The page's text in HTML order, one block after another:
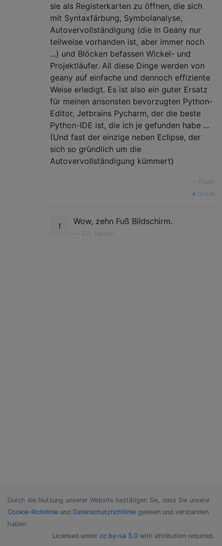
sie als Registerkarten zu öffnen, die sich
mit Syntaxfärbung, Symbolanalyse,
Autovervollständigung (die in Geany nur
teilweise vorhanden ist, aber immer noch
...) und Blöcken befassen Wickel- und
Projektläufer. All diese Dinge werden von
geany auf einfache und dennoch effiziente
Weise erledigt. Es ist also ein guter Ersatz
für meinen ansonsten bevorzugten Python-
Editor, Jetbrains Pycharm, der die beste
Python-IDE ist, die ich je gefunden habe ...
(Und fast der einzige neben Eclipse, der
sich so gründlich um die
Autovervollständigung kümmert)
Pouet
quelle
Wow, zehn Fuß Bildschirm.
Eric Nelson
Durch die Nutzung unserer Website bestätigen Sie, dass Sie unsere
Cookie-Richtlinie und Datenschutzrichtlinie gelesen und verstanden
haben.
Licensed under cc by-sa 3.0 with attribution required.